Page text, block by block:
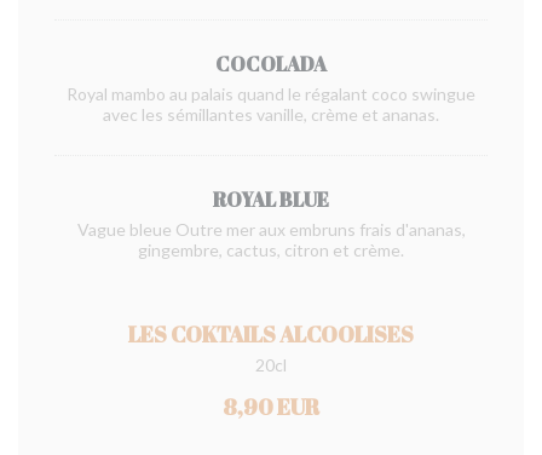
COCOLADA
Royal mambo au palais quand le régalant coco swingue
avec les sémillantes vanille, crème et ananas.
ROYAL BLUE
Vague bleue Outre mer aux embruns frais d'ananas,
gingembre, cactus, citron et crème.
LES COKTAILS ALCOOLISES
20cl
8,90 EUR